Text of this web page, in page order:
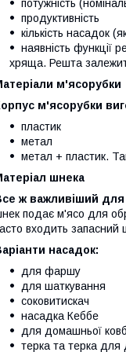
потужність
продуктивність
кількість насадок
наявність функції
хряща. Решта
м'ясорубки
м'ясорубки
пластик
метал
метал + пластик.
шнека
ж важливіший
подає м'ясо для
входить запасний
насадок:
для фаршу
для шаткування
соковитискач
насадка Кеббе
для домашньої
терка та терка для